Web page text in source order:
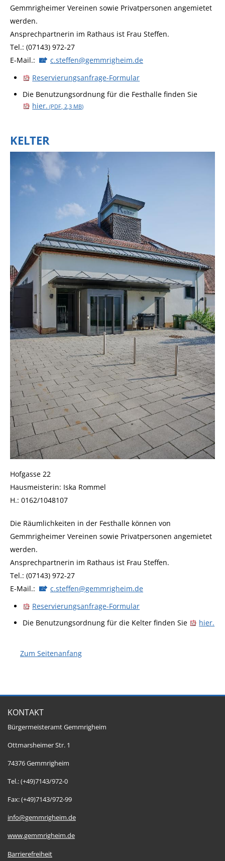
Gemmrigheimer Vereinen sowie Privatpersonen angemietet
werden.
Ansprechpartnerin im Rathaus ist Frau Steffen.
Tel.: (07143) 972-27
E-Mail.:
c.steffen@gemmrigheim.de
Reservierungsanfrage-Formular
Die Benutzungsordnung für die Festhalle finden Sie
hier. (PDF, 2,3 MB)
KELTER
Hofgasse 22
Hausmeisterin: Iska Rommel
H.: 0162/1048107
Die Räumlichkeiten in der Festhalle können von
Gemmrigheimer Vereinen sowie Privatpersonen angemietet
werden.
Ansprechpartnerin im Rathaus ist Frau Steffen.
Tel.: (07143) 972-27
E-Mail.:
c.steffen@gemmrigheim.de
Reservierungsanfrage-Formular
Die Benutzungsordnung für die Kelter finden Sie
hier.
Zum Seitenanfang
KONTAKT
Bürgermeisteramt Gemmrigheim
Ottmarsheimer Str. 1
74376 Gemmrigheim
Tel.: (+49)7143/972-0
Fax: (+49)7143/972-99
info@gemmrigheim.de
www.gemmrigheim.de
Barrierefreiheit